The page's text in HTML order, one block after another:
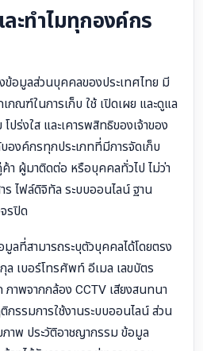
ละทำไมทุกองค์กร
อมูลส่วนบุคคลของประเทศไทย มี
กณฑ์ในการเก็บ ใช้ เปิดเผย และดูแล
ปร่งใส และเคารพสิทธิของเจ้าของ
องค์กรทุกประเภทที่มีการจัดเก็บ
า ผู้มาติดต่อ หรือบุคคลทั่วไป ไม่ว่า
ร ไฟล์ดิจิทัล ระบบออนไลน์ ฐาน
รปิด
ลที่สามารถระบุตัวบุคคลได้โดยตรง
ล เบอร์โทรศัพท์ อีเมล เลขบัตร
ภาพจากกล้อง CCTV เสียงสนทนา
รรมการใช้งานระบบออนไลน์ ส่วน
าพ ประวัติอาชญากรรม ข้อมูล